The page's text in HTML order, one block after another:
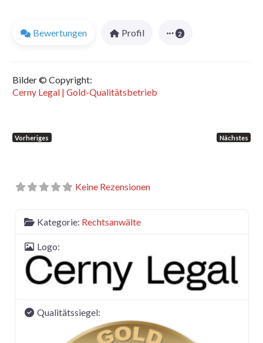
Bewertungen Profil 2
Bilder © Copyright:
Cerny Legal | Gold-Qualitätsbetrieb
Vorheriges Nächstes
Keine Rezensionen
Kategorie: Rechtsanwälte
Logo:
Qualitätssiegel: